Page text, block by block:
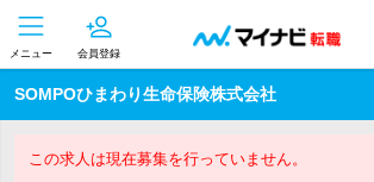
メニュー 会員登録
SOMPOひまわり生命保険株式会社
この求人は現在募集を行っていません。